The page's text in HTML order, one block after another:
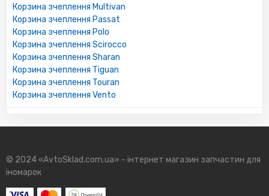
Корзина зчеплення Multivan
Корзина зчеплення Passat
Корзина зчеплення Polo
Корзина зчеплення Scirocco
Корзина зчеплення Sharan
Корзина зчеплення Tiguan
Корзина зчеплення Touran
Корзина зчеплення Vento
© 2024 «AvtoSklad.com.ua» - інтернет магазин запчастин для
іномарок